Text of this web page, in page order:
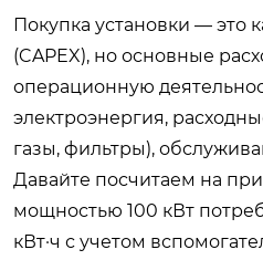
Покупка установки — это
(CAPEX), но основные
операционную
электроэнергия,
газы, фильтры),
Давайте посчитаем на
мощностью 100 кВт
кВт·ч с учетом